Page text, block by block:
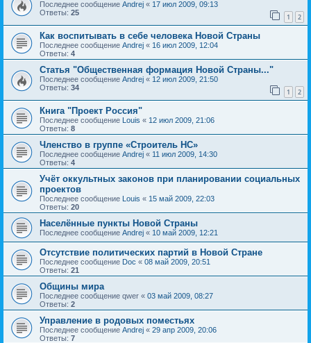
Последнее сообщение Andrej « 17 июл 2009, 09:13
Ответы: 25 1 2
Как воспитывать в себе человека Новой Страны
Последнее сообщение Andrej « 16 июл 2009, 12:04
Ответы: 4
Статья "Общественная формация Новой Страны..."
Последнее сообщение Andrej « 12 июл 2009, 21:50
Ответы: 34 1 2
Книга "Проект Россия"
Последнее сообщение Louis « 12 июл 2009, 21:06
Ответы: 8
Членство в группе «Строитель НС»
Последнее сообщение Andrej « 11 июл 2009, 14:30
Ответы: 4
Учёт оккультных законов при планировании социальных
проектов
Последнее сообщение Louis « 15 май 2009, 22:03
Ответы: 20
Населённые пункты Новой Страны
Последнее сообщение Andrej « 10 май 2009, 12:21
Отсутствие политических партий в Новой Стране
Последнее сообщение Doc « 08 май 2009, 20:51
Ответы: 21
Общины мира
Последнее сообщение qwer « 03 май 2009, 08:27
Ответы: 2
Управление в родовых поместьях
Последнее сообщение Andrej « 29 апр 2009, 20:06
Ответы: 7